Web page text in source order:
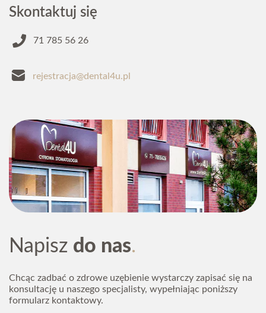
Skontaktuj się
71 785 56 26
rejestracja@dental4u.pl
Napisz do nas
Chcąc zadbać o zdrowe uzębienie wystarczy zapisać się na
konsultację u naszego specjalisty, wypełniając poniższy
formularz kontaktowy.
Napiszdo nas
Chcąc zadbać o zdrowe uzębienie wystarczy zapisać się
na konsultację u naszego specjalisty, wypełniając
Imię i nazwisko*